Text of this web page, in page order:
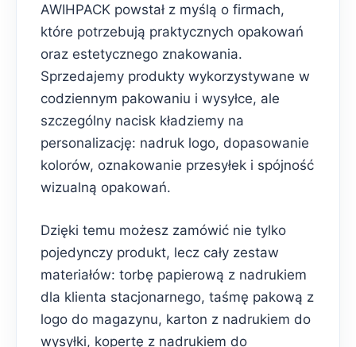
AWIHPACK powstał z myślą o firmach,
które potrzebują praktycznych opakowań
oraz estetycznego znakowania.
Sprzedajemy produkty wykorzystywane w
codziennym pakowaniu i wysyłce, ale
szczególny nacisk kładziemy na
personalizację: nadruk logo, dopasowanie
kolorów, oznakowanie przesyłek i spójność
wizualną opakowań.
Dzięki temu możesz zamówić nie tylko
pojedynczy produkt, lecz cały zestaw
materiałów: torbę papierową z nadrukiem
dla klienta stacjonarnego, taśmę pakową z
logo do magazynu, karton z nadrukiem do
wysyłki, kopertę z nadrukiem do